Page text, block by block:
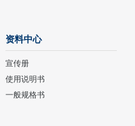
资料中心
宣传册
使用说明书
一般规格书